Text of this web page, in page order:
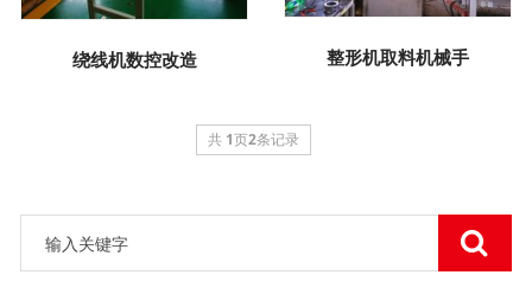
绕线机数控改造 整形机取料机械手
共 1页2条记录